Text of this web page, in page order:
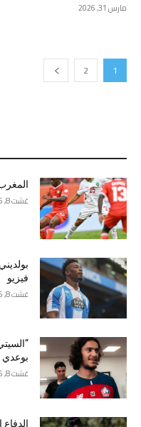
مارس 31, 2026
1
2
غشت 8, 2026
فيزيو
غشت 8, 2026
بوعدي
غشت 8, 2026